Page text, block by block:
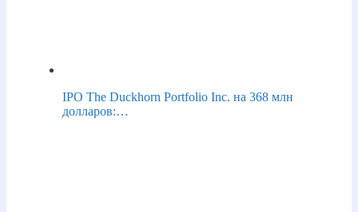
IPO The Duckhorn Portfolio Inc. на 368 млн
долларов:…